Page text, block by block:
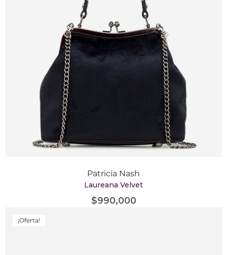
Patricia Nash
Laureana Velvet
$990,000
¡Oferta!